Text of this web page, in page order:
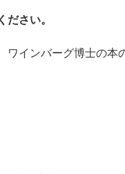
さい。
ワインバーグ博士の